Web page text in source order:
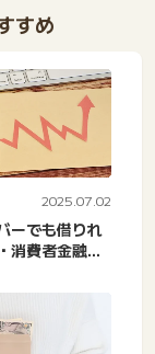
すめ
2025.07.02
ーでも借りれ
消費者金融！